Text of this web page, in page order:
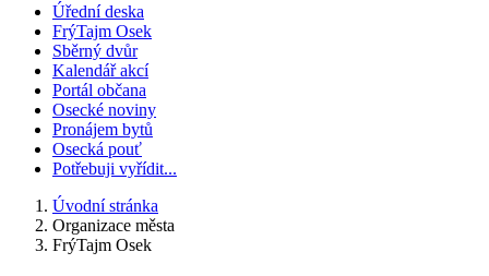
Úřední deska
FrýTajm Osek
Sběrný dvůr
Kalendář akcí
Portál občana
Osecké noviny
Pronájem bytů
Osecká pouť
Potřebuji vyřídit...
Úvodní stránka
Organizace města
FrýTajm Osek